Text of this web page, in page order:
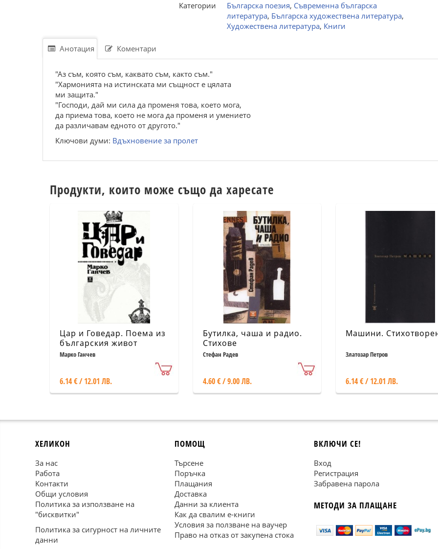
Категории
Българска поезия, Съвременна българска
литература, Българска художествена литература,
Художествена литература, Книги
Анотация Коментари
"Аз съм, която съм, каквато съм, както съм."
"Хармонията на истинската ми същност е цялата
ми защита."
"Господи, дай ми сила да променя това, което мога,
да приема това, което не мога да променя и умението
да различавам едното от другото."
Ключови думи: Вдъхновение за пролет
Продукти, които може също да харесате
Цар и Говедар. Поема из
българския живот
Марко Ганчев
6.14 € / 12.01 ЛВ.
Бутилка, чаша и радио.
Стихове
Стефан Радев
4.60 € / 9.00 ЛВ.
Машини.
Златозар Петров
6.14 € / 12.01 ЛВ.
ХЕЛИКОН
За нас
Работа
Контакти
Общи условия
Политика за използване на
"бисквитки"
Политика за сигурност на личните
данни
ПОМОЩ
Търсене
Поръчка
Плащания
Доставка
Данни за клиента
Как да свалим е-книги
Условия за ползване на ваучер
Право на отказ от закупена стока
ВКЛЮЧИ СЕ!
Вход
Регистрация
Забравена парола
МЕТОДИ ЗА ПЛАЩАНЕ